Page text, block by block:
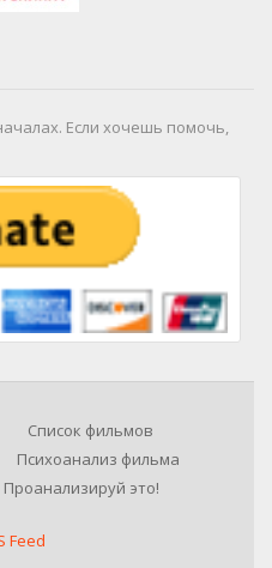
Если хочешь помочь,
Список фильмов
Психоанализ фильма
Проанализируй это!
Feed